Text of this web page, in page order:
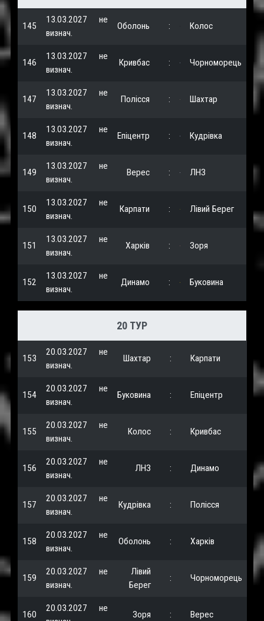
145
13.03.2027
не
визнач.
Оболонь : Колос
146
13.03.2027
не
визнач.
Кривбас : Чорноморець
147
13.03.2027
не
визнач.
Полісся : Шахтар
148
13.03.2027
не
визнач.
Епіцентр : Кудрівка
149
13.03.2027
не
визнач.
Верес : ЛНЗ
150
13.03.2027
не
визнач.
Карпати : Лівий Берег
151
13.03.2027
не
визнач.
Харків : Зоря
152
13.03.2027
не
визнач.
Динамо : Буковина
20 ТУР
153
20.03.2027
не
визнач.
Шахтар : Карпати
154
20.03.2027
не
визнач.
Буковина : Епіцентр
155
20.03.2027
не
визнач.
Колос : Кривбас
156
20.03.2027
не
визнач.
ЛНЗ : Динамо
157
20.03.2027
не
визнач.
Кудрівка : Полісся
158
20.03.2027
не
визнач.
Оболонь : Харків
159
20.03.2027
не
визнач.
Лівий
Берег
: Чорноморець
160
20.03.2027
не
Зоря : Верес